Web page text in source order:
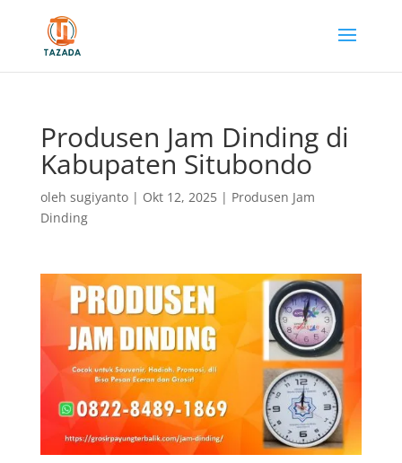
Produsen Jam Dinding di
Kabupaten Situbondo
oleh sugiyanto| Okt 12, 2025| Produsen Jam
Dinding